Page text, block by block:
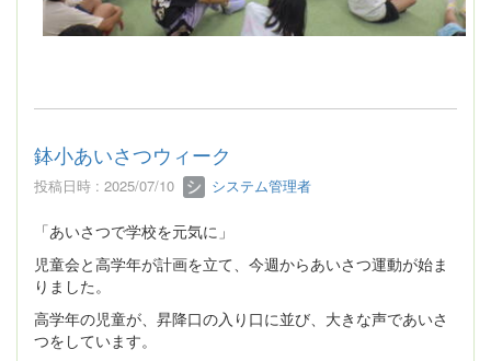
鉢小あいさつウィーク
投稿日時 : 2025/07/10 システム管理者
「あいさつで学校を元気に」
児童会と高学年が計画を立て、今週からあいさつ運動が始ま
りました。
高学年の児童が、昇降口の入り口に並び、大きな声であいさ
つをしています。